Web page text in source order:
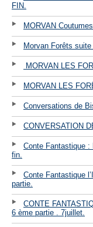
FIN.
MORVAN
Morvan Forêts suite
MORVAN LES
MORVAN LES
Conversations de
CONVERSATION
Conte Fantastique :
fin.
Conte Fantastique
partie.
CONTE
6 ème partie . 7juillet.